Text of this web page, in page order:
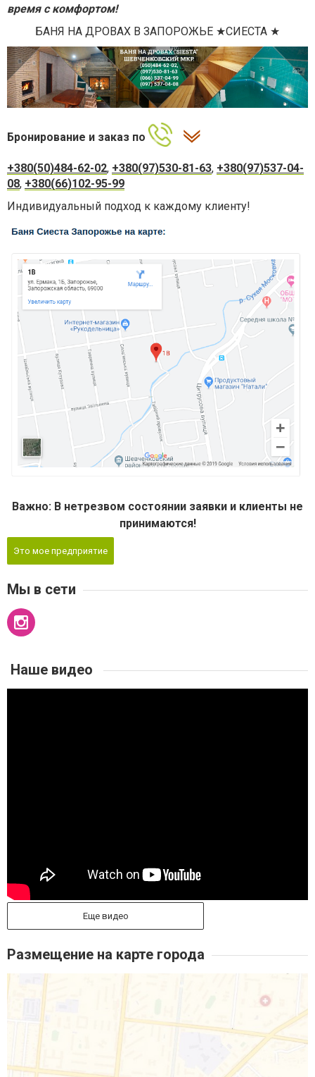
время с комфортом!
БАНЯ НА ДРОВАХ В ЗАПОРОЖЬЕ ★СИЕСТА ★
Бронирование и заказ по
+380(50)484-62-02, +380(97)530-81-63, +380(97)537-04-
08, +380(66)102-95-99
Индивидуальный подход к каждому клиенту!
Важно: В нетрезвом состоянии заявки и клиенты не
принимаются!
Это мое предприятие
Мы в сети
Наше видео
Еще видео
Размещение на карте города